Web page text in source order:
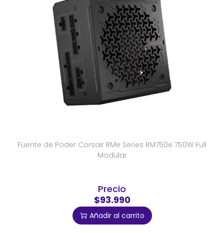
Fuente de Poder Corsair RMe Series RM750e 750W Full
Modular
Precio
$93.990
Añadir al carrito